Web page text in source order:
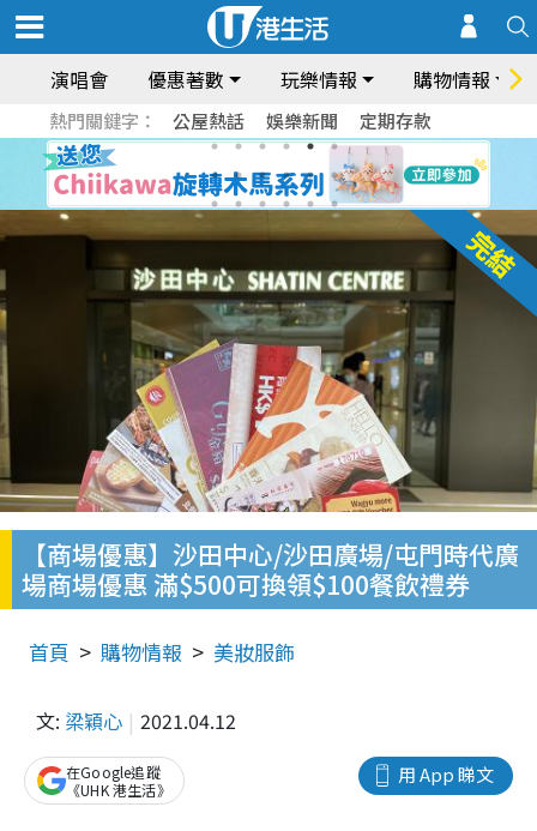
演唱會 優惠著數 玩樂情報 購物情報
熱門關鍵字： 公屋熱話 娛樂新聞 定期存款
【商場優惠】沙田中心/沙田廣場/屯門時代廣
場商場優惠 滿$500可換領$100餐飲禮券
首頁 購物情報 美妝服飾
文: 梁穎心 2021.04.12
用 App 睇文
在Google追蹤
《UHK 港生活》